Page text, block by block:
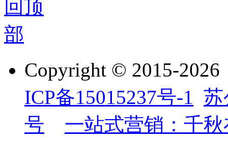
Copyright © 2015-
ICP备15015237号-1 苏
号
一站式营销：千